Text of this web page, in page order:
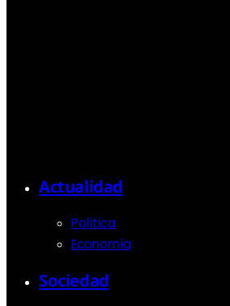
Actualidad
Política
Economía
Sociedad